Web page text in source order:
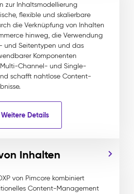
zur Inhaltsmodellierung
flexible und skalierbare
die Verknüpfung von Inhalten
hinweg, die Verwendung
und Seitentypen und das
Komponenten
Channel- und Single-
schafft nahtlose Content-
Weitere Details
Inhalten
von Pimcore kombiniert
Content-Management